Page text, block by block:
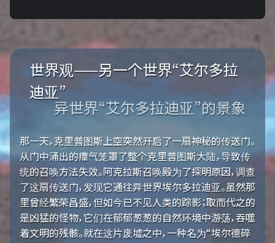
世界观——另一个世界“艾尔多拉
迪亚”
异世界“艾尔多拉迪亚”的景象
那一天，克里普图斯上空突然开启了一扇神秘的传送门。
从门中涌出的瘴气笼罩了整个克里普图斯大陆，导致传
统的召唤方法失效。阿克拉斯召唤殿为了探明原因，调查
了这扇传送门，发现它通往异世界埃尔多拉迪亚。虽然那
里曾经繁荣昌盛，但如今已不见人类的踪影；取而代之的
是凶猛的怪物，它们在郁郁葱葱的自然环境中游荡，吞噬
着文明的残骸。就在这片废墟之中，一种名为“埃尔德碎